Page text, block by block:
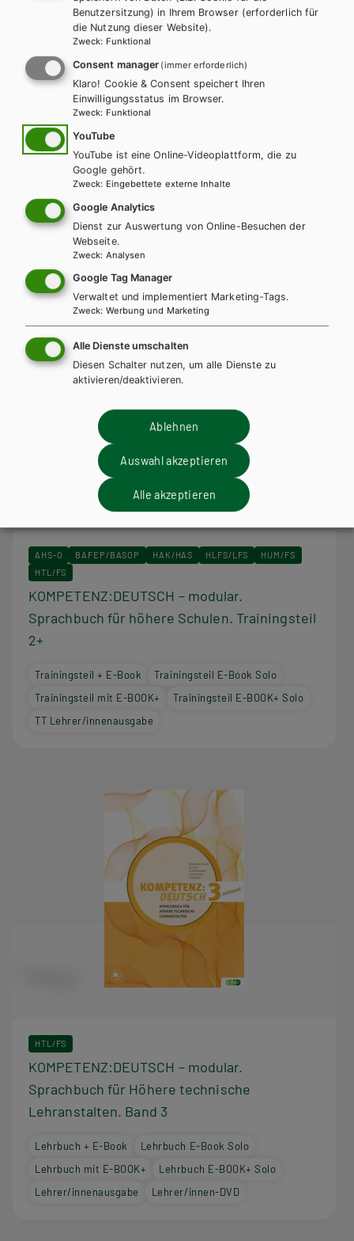
AHS-O BAFEP/BASOP HAK/HAS HLFS/LFS
HTL/FS
KOMPETENZ:DEUTSCH – modular.
Sprachbuch für höhere Schulen. Trainingsteil
1
Trainingsteil + E-Book
Trainingsteil E-Book Solo
Trainingsteil mit E-BOOK+
TT Lehrer/innenausgabe
AHS-O BAFEP/BASOP HAK/HAS HLFS/LFS
HUM/FS
HTL/FS
KOMPETENZ:DEUTSCH – modular.
Sprachbuch für höhere Schulen. Trainingsteil
2+
Trainingsteil + E-Book
Trainingsteil E-Book Solo
Trainingsteil mit E-BOOK+
Trainingsteil E-BOOK+ Solo
TT Lehrer/innenausgabe
HTL/FS
KOMPETENZ:DEUTSCH – modular.
Sprachbuch für Höhere technische
Lehranstalten. Band 3
Lehrbuch + E-Book
Lehrbuch E-Book Solo
Lehrbuch mit E-BOOK+
Lehrbuch E-BOOK+ Solo
Lehrer/innenausgabe
Lehrer/innen-DVD
Benutzersitzung) in Ihrem Browser (erforderlich für
die Nutzung dieser Website).
Zweck: Funktional
Consent manager (immer erforderlich)
Klaro! Cookie & Consent speichert Ihren
Einwilligungsstatus im Browser.
Zweck: Funktional
YouTube
YouTube ist eine Online-Videoplattform, die zu
Google gehört.
Zweck: Eingebettete externe Inhalte
Google Analytics
Dienst zur Auswertung von Online-Besuchen der
Webseite.
Zweck: Analysen
Google Tag Manager
Verwaltet und implementiert Marketing-Tags.
Zweck: Werbung und Marketing
Alle Dienste umschalten
Diesen Schalter nutzen, um alle Dienste zu
aktivieren/deaktivieren.
Ablehnen
Auswahl akzeptieren
Alle akzeptieren